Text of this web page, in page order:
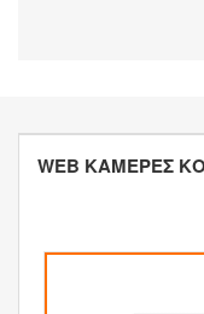
WEB ΚΑΜΕΡΕΣ